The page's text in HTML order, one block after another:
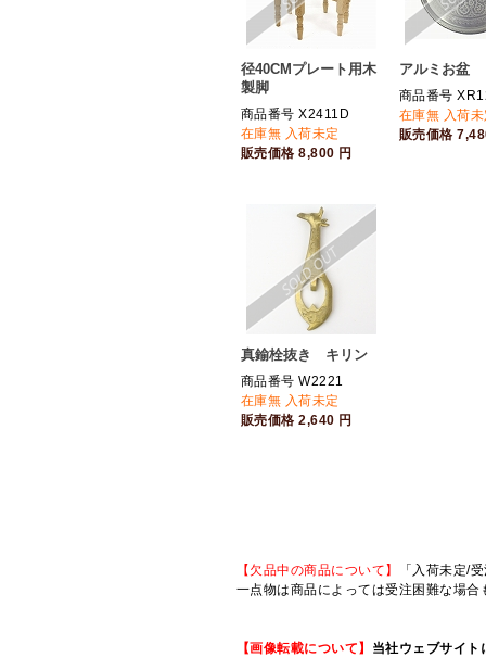
径40CMプレート用木
製脚
商品番号 X2411D
在庫無 入荷未定
販売価格8,800 円
アルミお盆
商品番号
在庫無 入荷
販売価格
真鍮栓抜き キリン
商品番号 W2221
在庫無 入荷未定
販売価格2,640 円
【欠品中の商品について】
「入荷未定/
一点物は商品によっては受注困難な場
【画像転載について】 当社ウェブサイト